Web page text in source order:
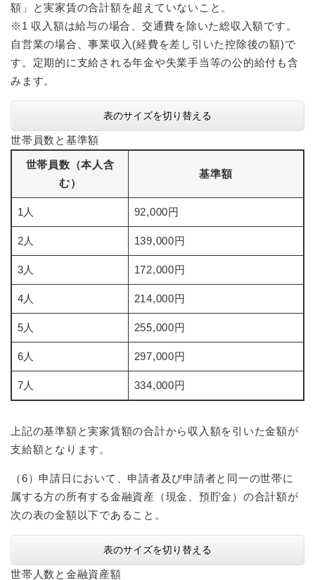
額」と実家賃の合計額を超えていないこと。
※1 収入額は給与の場合、交通費を除いた総収入額です。
自営業の場合、事業収入(経費を差し引いた控除後の額)で
す。定期的に支給される年金や失業手当等の公的給付も含
みます。
表のサイズを切り替える
世帯員数と基準額
世帯員数（本人含
む）
基準額
1人 92,000円
2人 139,000円
3人 172,000円
4人 214,000円
5人 255,000円
6人 297,000円
7人 334,000円
上記の基準額と実家賃額の合計から収入額を引いた金額が
支給額となります。
（6）申請日において、申請者及び申請者と同一の世帯に
属する方の所有する金融資産（現金、預貯金）の合計額が
次の表の金額以下であること。
表のサイズを切り替える
世帯人数と金融資産額